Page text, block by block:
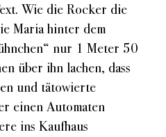
Wie die Rocker die
Maria hinter dem
nur 1 Meter 50
über ihn lachen, dass
und tätowierte
einen Automaten
ins Kaufhaus